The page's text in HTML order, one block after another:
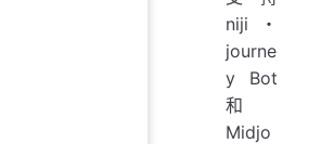
niji・
journe
y Bot
和
Midjo